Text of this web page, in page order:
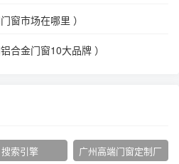
窗市场在哪里 ）
合金门窗10大品牌 ）
搜索引擎
广州高端门窗定制厂